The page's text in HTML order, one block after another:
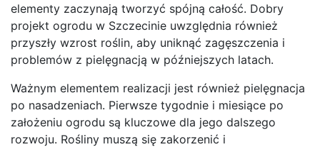
elementy zaczynają tworzyć spójną całość. Dobry
projekt ogrodu w Szczecinie uwzględnia również
przyszły wzrost roślin, aby uniknąć zagęszczenia i
problemów z pielęgnacją w późniejszych latach.
Ważnym elementem realizacji jest również pielęgnacja
po nasadzeniach. Pierwsze tygodnie i miesiące po
założeniu ogrodu są kluczowe dla jego dalszego
rozwoju. Rośliny muszą się zakorzenić i